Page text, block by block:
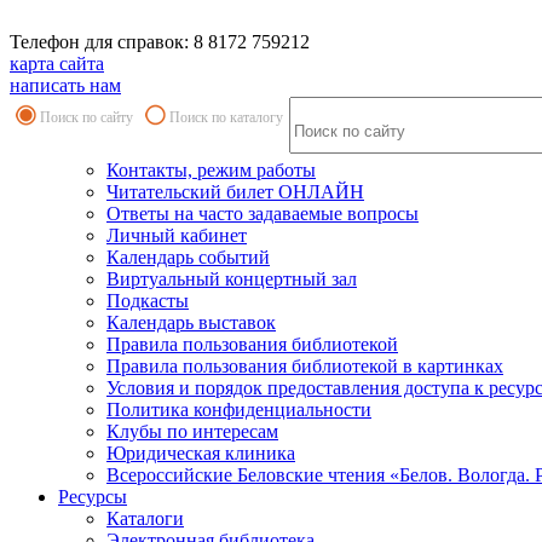
Телефон для справок: 8 8172 759212
карта сайта
написать нам
Поиск по сайту Поиск по каталогу
Контакты, режим работы
Читательский билет ОНЛАЙН
Ответы на часто задаваемые вопросы
Личный кабинет
Календарь событий
Виртуальный концертный зал
Подкасты
Календарь выставок
Правила пользования библиотекой
Правила пользования библиотекой в картинках
Условия и порядок предоставления доступа к
Политика конфиденциальности
Клубы по интересам
Юридическая клиника
Всероссийские Беловские чтения «Белов. Вологда.
Ресурсы
Каталоги